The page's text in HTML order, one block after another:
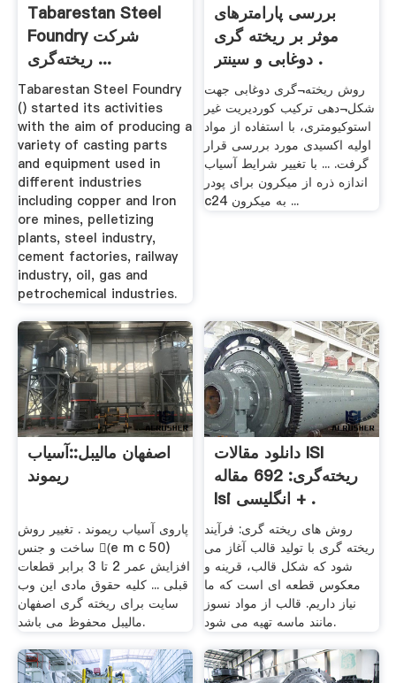
Tabarestan Steel
Foundry شرکت
ریخته‌گری ...
Tabarestan Steel Foundry
() started its activities
with the aim of producing a
variety of casting parts
and equipment used in
different industries
including copper and Iron
ore mines, pelletizing
plants, steel industry,
cement factories, railway
industry, oil, gas and
petrochemical industries.
بررسی پارامترهای
موثر بر ریخته گری
دوغابی و سینتر .
روش ریخته¬گری دوغابی جهت
شکل¬دهی ترکیب کوردیریت غیر
استوکیومتری، با استفاده از مواد
اولیه اکسیدی مورد بررسی قرار
گرفت. ... با تغییر شرایط آسیاب
اندازه ذره از میکرون برای پودر
c24 به میکرون ...
اصفهان مالیبل::آسیاب
ریموند
پاروی آسیاب ریموند . تغییر روش
ساخت و جنس (ٍe m c 50)
افزایش عمر 2 تا 3 برابر قطعات
قبلی ... کلیه حقوق مادی این وب
سایت برای ریخته گری اصفهان
مالیبل محفوظ می باشد.
دانلود مقالات ISI
ریخته‌گری: 692 مقاله
Isi انگلیسی + .
روش های ریخته گری: فرآیند
ریخته گری با تولید قالب آغاز می
شود که شکل قالب، قرینه و
معکوس قطعه ای است که ما
نیاز داریم. قالب از مواد نسوز
مانند ماسه تهیه می شود.